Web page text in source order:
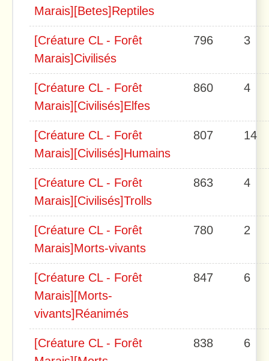
Marais][Betes]Reptiles
[Créature CL - Forêt
Marais]Civilisés
796 3
[Créature CL - Forêt
Marais][Civilisés]Elfes
860 4
[Créature CL - Forêt
Marais][Civilisés]Humains
807 14
[Créature CL - Forêt
Marais][Civilisés]Trolls
863 4
[Créature CL - Forêt
Marais]Morts-vivants
780 2
[Créature CL - Forêt
Marais][Morts-
vivants]Réanimés
847 6
[Créature CL - Forêt
838 6